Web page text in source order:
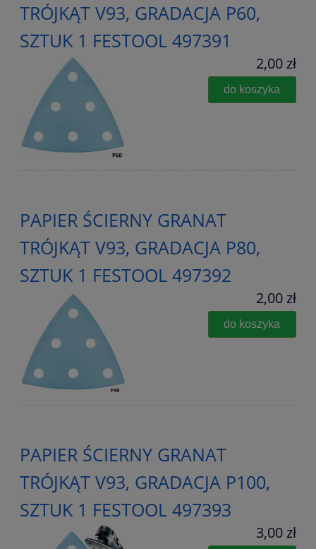
TRÓJKĄT V93, GRADACJA P60,
SZTUK 1 FESTOOL 497391
2,00 zł
do koszyka
PAPIER ŚCIERNY GRANAT
TRÓJKĄT V93, GRADACJA P80,
SZTUK 1 FESTOOL 497392
2,00 zł
do koszyka
PAPIER ŚCIERNY GRANAT
TRÓJKĄT V93, GRADACJA P100,
SZTUK 1 FESTOOL 497393
3,00 zł